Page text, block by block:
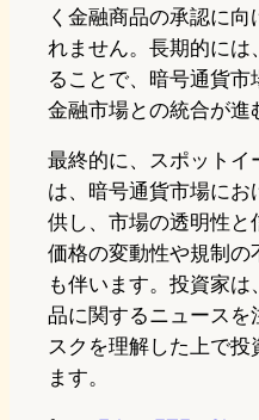
く金融商品の承認に
れません。長期的には
ることで、暗号通貨
金融市場との統合が進
最終的に、スポットイ
は、暗号通貨市場に
供し、市場の透明性と
価格の変動性や規制の
も伴います。投資家
品に関するニュースを
スクを理解した上で投
ます。